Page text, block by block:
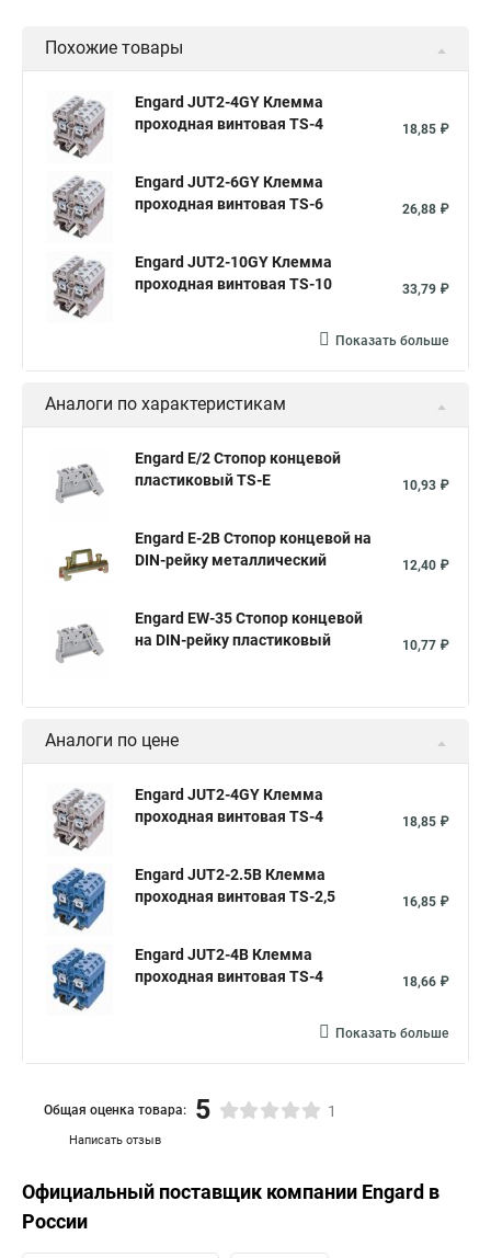
Похожие товары
Engard JUT2-4GY Клемма
проходная винтовая TS-4
18,85 ₽
Engard JUT2-6GY Клемма
проходная винтовая TS-6
26,88 ₽
Engard JUT2-10GY Клемма
проходная винтовая TS-10
33,79 ₽
Показать больше
Аналоги по характеристикам
Engard E/2 Стопор концевой
пластиковый TS-E
10,93 ₽
Engard E-2B Стопор концевой на
DIN-рейку металлический
12,40 ₽
Engard EW-35 Стопор концевой
на DIN-рейку пластиковый
10,77 ₽
Аналоги по цене
Engard JUT2-4GY Клемма
проходная винтовая TS-4
18,85 ₽
Engard JUT2-2.5B Клемма
проходная винтовая TS-2,5
16,85 ₽
Engard JUT2-4B Клемма
проходная винтовая TS-4
18,66 ₽
Показать больше
Написать отзыв
Общая оценка товара: 5 1
Официальный поставщик компании Engard в
России